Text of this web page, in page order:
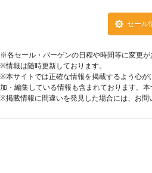
セール
※各セール・バーゲンの日程や時間等に変更
※情報は随時更新しております。
※本サイトでは正確な情報を掲載するよう心
加・編集している情報も含まれております。
※掲載情報に間違いを発見した場合には、お問